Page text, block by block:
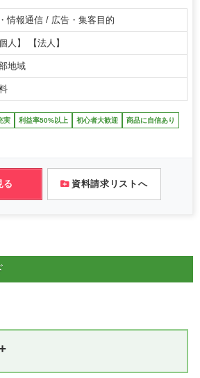
・情報通信 / 広告・集客目的
個人】 【法人】
地域
実 利益率50%以上 初心者大歓迎 商品に自信あり
る 資料請求リストへ